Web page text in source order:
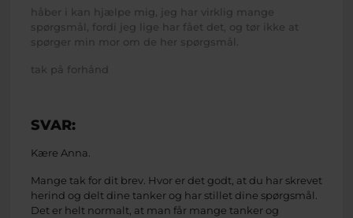
håber i kan hjælpe mig, jeg har virklig mange
spørgsmål, fordi jeg lige har fået det, og tør ikke at
spørger min mor om de her spørgsmål.
tak på forhånd
SVAR:
Kære Anna.
Mange tak for dit brev. Hvor er det godt, at du har skrevet
herind og delt dine tanker og har stillet dine spørgsmål.
Det er helt normalt, at man får mange tanker og